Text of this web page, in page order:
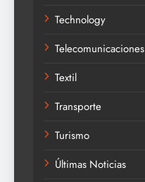
Technology
Telecomunicaciones
Textil
Transporte
Turismo
Últimas Noticias